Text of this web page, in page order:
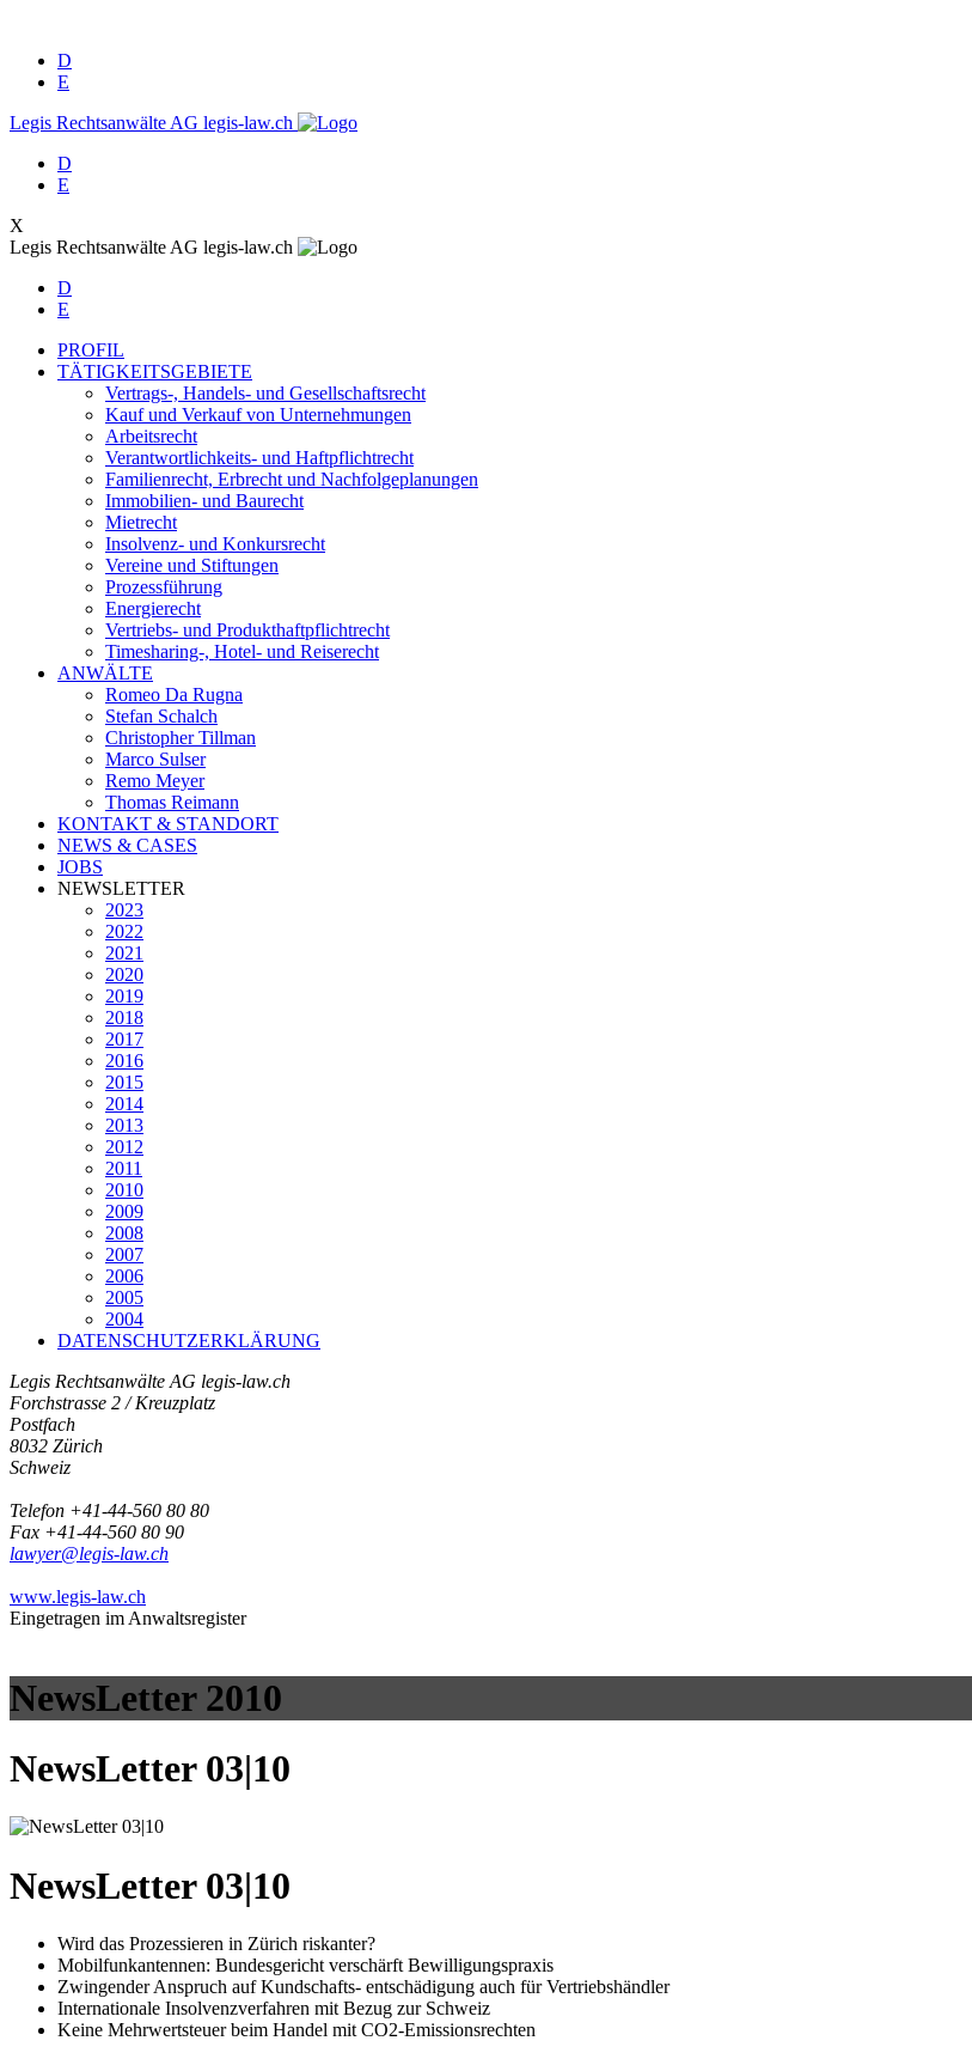
D
E
Legis Rechtsanwälte AG legis-law.ch
D
E
X
Legis Rechtsanwälte AG legis-law.ch
D
E
PROFIL
TÄTIGKEITSGEBIETE
Vertrags-, Handels- und Gesellschaftsrecht
Kauf und Verkauf von Unternehmungen
Arbeitsrecht
Verantwortlichkeits- und Haftpflichtrecht
Familienrecht, Erbrecht und Nachfolgeplanungen
Immobilien- und Baurecht
Mietrecht
Insolvenz- und Konkursrecht
Vereine und Stiftungen
Prozessführung
Energierecht
Vertriebs- und Produkthaftpflichtrecht
Timesharing-, Hotel- und Reiserecht
ANWÄLTE
Romeo Da Rugna
Stefan Schalch
Christopher Tillman
Marco Sulser
Remo Meyer
Thomas Reimann
KONTAKT & STANDORT
NEWS & CASES
JOBS
NEWSLETTER
2023
2022
2021
2020
2019
2018
2017
2016
2015
2014
2013
2012
2011
2010
2009
2008
2007
2006
2005
2004
DATENSCHUTZERKLÄRUNG
Legis Rechtsanwälte AG legis-law.ch
Forchstrasse 2 / Kreuzplatz
Postfach
8032 Zürich
Schweiz
Telefon +41-44-560 80 80
Fax +41-44-560 80 90
lawyer@legis-law.ch
www.legis-law.ch
Eingetragen im Anwaltsregister
NewsLetter 2010
NewsLetter 03|10
NewsLetter 03|10
Wird das Prozessieren in Zürich riskanter?
Mobilfunkantennen: Bundesgericht verschärft Bewilligungspraxis
Zwingender Anspruch auf Kundschafts- entschädigung auch für Vertriebshändler
Internationale Insolvenzverfahren mit Bezug zur Schweiz
Keine Mehrwertsteuer beim Handel mit CO2-Emissionsrechten